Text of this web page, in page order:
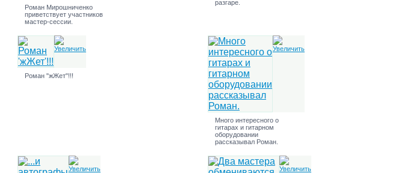
Роман Мирошниченко
приветствует участников
мастер-сессии.
разгаре.
Роман "жЖет"!!!
Много интересного о
гитарах и гитарном
оборудовании
рассказывал Роман.